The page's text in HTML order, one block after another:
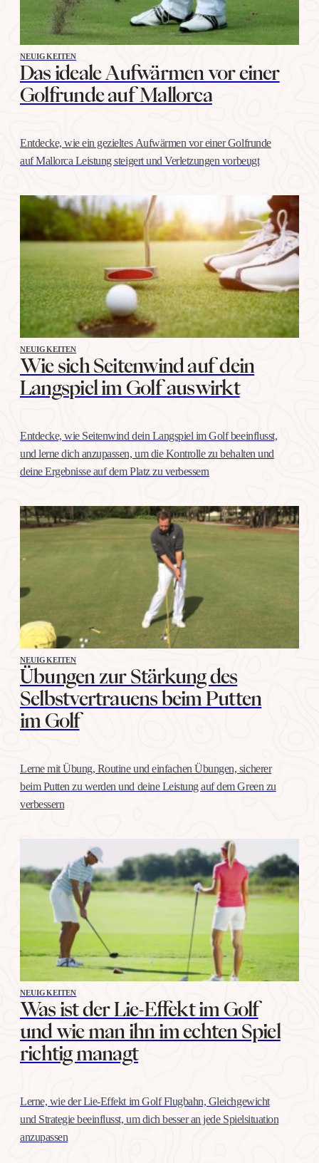
NEUIGKEITEN
Das ideale Aufwärmen vor einer
Golfrunde auf Mallorca
Entdecke, wie ein gezieltes Aufwärmen vor einer Golfrunde
auf Mallorca Leistung steigert und Verletzungen vorbeugt
NEUIGKEITEN
Wie sich Seitenwind auf dein
Langspiel im Golf auswirkt
Entdecke, wie Seitenwind dein Langspiel im Golf beeinflusst,
und lerne dich anzupassen, um die Kontrolle zu behalten und
deine Ergebnisse auf dem Platz zu verbessern
NEUIGKEITEN
Übungen zur Stärkung des
Selbstvertrauens beim Putten
im Golf
Lerne mit Übung, Routine und einfachen Übungen, sicherer
beim Putten zu werden und deine Leistung auf dem Green zu
verbessern
NEUIGKEITEN
Was ist der Lie-Effekt im Golf
und wie man ihn im echten Spiel
richtig managt
Lerne, wie der Lie-Effekt im Golf Flugbahn, Gleichgewicht
und Strategie beeinflusst, um dich besser an jede Spielsituation
anzupassen